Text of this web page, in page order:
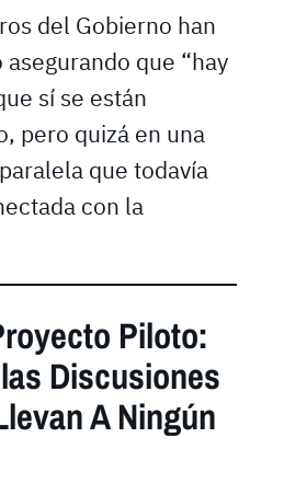
del Gobierno han
que “hay
sí se están
pero quizá en una
que todavía
con la
Piloto:
Discusiones
A Ningún